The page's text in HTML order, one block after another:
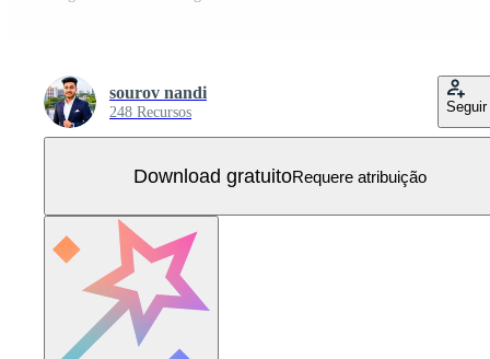
sourov nandi
248 Recursos Seguir
Download gratuitoRequere atribuição